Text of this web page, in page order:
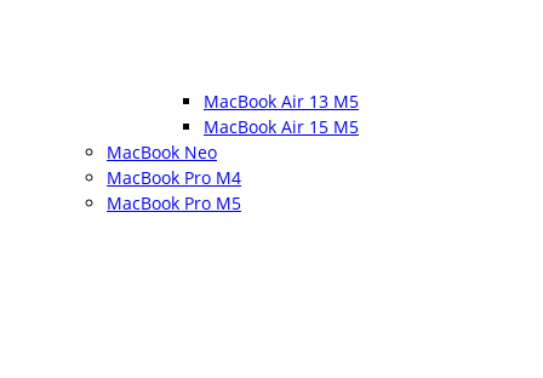
MacBook Air 13 M5
MacBook Air 15 M5
MacBook Neo
MacBook Pro M4
MacBook Pro M5